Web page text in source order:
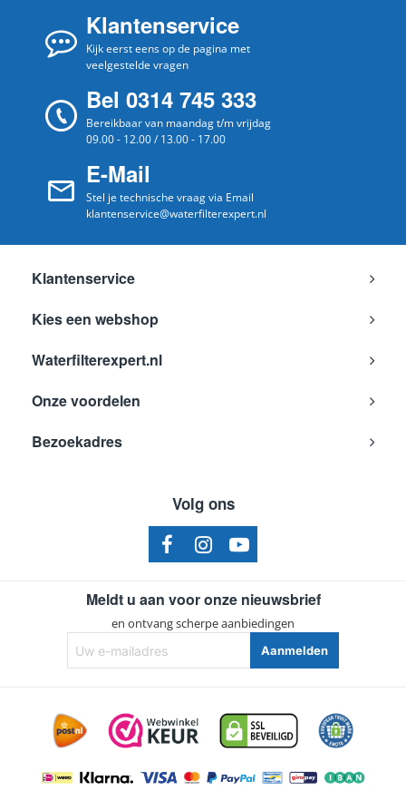
Klantenservice
Kijk eerst eens op de pagina met
veelgestelde vragen
Bel 0314 745 333
Bereikbaar van maandag t/m vrijdag
09.00 - 12.00 / 13.00 - 17.00
E-Mail
Stel je technische vraag via Email
klantenservice@waterfilterexpert.nl
Klantenservice
Kies een webshop
Waterfilterexpert.nl
Onze voordelen
Bezoekadres
Volg ons
Meldt u aan voor onze nieuwsbrief
en ontvang scherpe aanbiedingen
e-
mailadres
Aanmelden